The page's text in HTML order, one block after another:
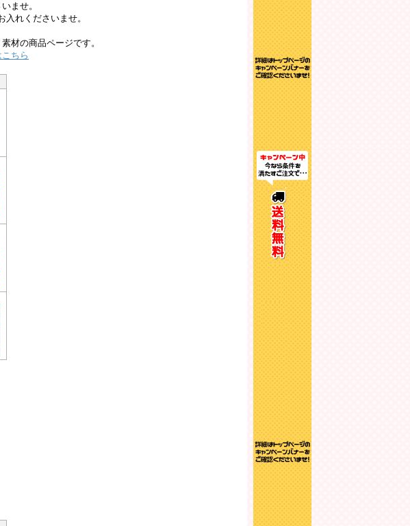
ませ。
れくださいませ。
材の商品ページです。
ちら